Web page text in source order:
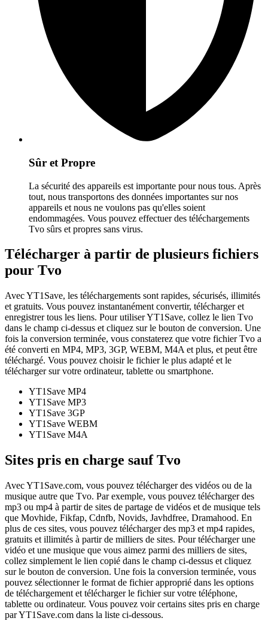
Sûr et Propre
La sécurité des appareils est importante pour nous tous. Après
tout, nous transportons des données importantes sur nos
appareils et nous ne voulons pas qu'elles soient
endommagées. Vous pouvez effectuer des téléchargements
Tvo sûrs et propres sans virus.
Télécharger à partir de plusieurs fichiers
pour Tvo
Avec YT1Save, les téléchargements sont rapides, sécurisés, illimités
et gratuits. Vous pouvez instantanément convertir, télécharger et
enregistrer tous les liens. Pour utiliser YT1Save, collez le lien Tvo
dans le champ ci-dessus et cliquez sur le bouton de conversion. Une
fois la conversion terminée, vous constaterez que votre fichier Tvo a
été converti en MP4, MP3, 3GP, WEBM, M4A et plus, et peut être
téléchargé. Vous pouvez choisir le fichier le plus adapté et le
télécharger sur votre ordinateur, tablette ou smartphone.
YT1Save MP4
YT1Save MP3
YT1Save 3GP
YT1Save WEBM
YT1Save M4A
Sites pris en charge sauf Tvo
Avec YT1Save.com, vous pouvez télécharger des vidéos ou de la
musique autre que Tvo. Par exemple, vous pouvez télécharger des
mp3 ou mp4 à partir de sites de partage de vidéos et de musique tels
que Movhide, Fikfap, Cdnfb, Novids, Javhdfree, Dramahood. En
plus de ces sites, vous pouvez télécharger des mp3 et mp4 rapides,
gratuits et illimités à partir de milliers de sites. Pour télécharger une
vidéo et une musique que vous aimez parmi des milliers de sites,
collez simplement le lien copié dans le champ ci-dessus et cliquez
sur le bouton de conversion. Une fois la conversion terminée, vous
pouvez sélectionner le format de fichier approprié dans les options
de téléchargement et télécharger le fichier sur votre téléphone,
tablette ou ordinateur. Vous pouvez voir certains sites pris en charge
par YT1Save.com dans la liste ci-dessous.